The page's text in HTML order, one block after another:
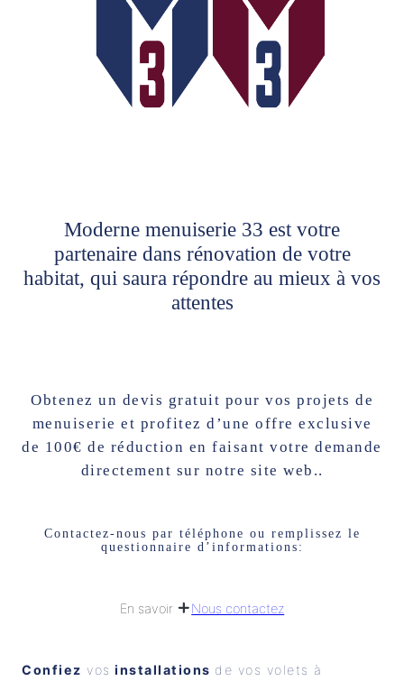
Moderne menuiserie 33 est votre
partenaire dans rénovation de votre
habitat, qui saura répondre au mieux à vos
attentes
Obtenez un devis gratuit pour vos projets de
menuiserie et profitez d’une offre exclusive
de 100€ de réduction en faisant votre demande
directement sur notre site web..
Contactez-nous par téléphone ou remplissez le
questionnaire d’informations:
En savoir Nous contactez
Confiez vos installations